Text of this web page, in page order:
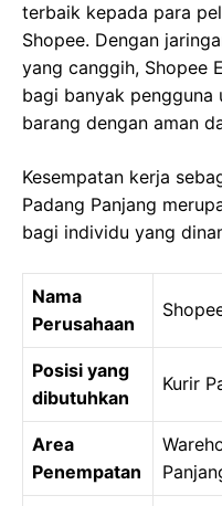
terbaik kepada para
Shopee. Dengan
yang canggih, Shopee
bagi banyak pengguna
barang dengan aman
Kesempatan kerja
Padang Panjang
bagi individu yang
Nama
Perusahaan
Posisi yang
dibutuhkan
Kurir
Area
Penempatan